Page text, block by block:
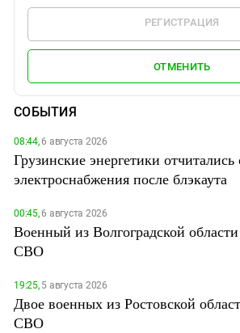
РЕГИСТРАЦИЯ
ОТМЕНИТЬ
СОБЫТИЯ
08:44,6 августа 2026
Грузинские энергетики
электроснабжения после блэкаута
00:45,6 августа 2026
Военный из Волгоградской
СВО
19:25,5 августа 2026
Двое военных из Ростовской
СВО